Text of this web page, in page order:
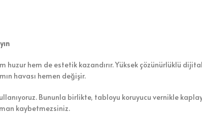
huzur hem de estetik kazandırır. Yüksek çözünürlüklü
havası hemen değişir.
Bununla birlikte, tabloyu koruyucu vernikle
kaybetmezsiniz.